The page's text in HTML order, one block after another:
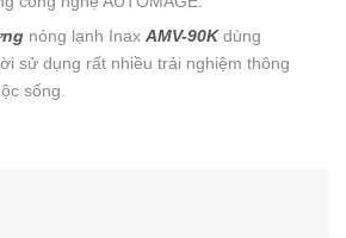
nóng lạnh Inax AMV-90K dùng
sử dụng rất nhiều trải nghiệm thông
sống.